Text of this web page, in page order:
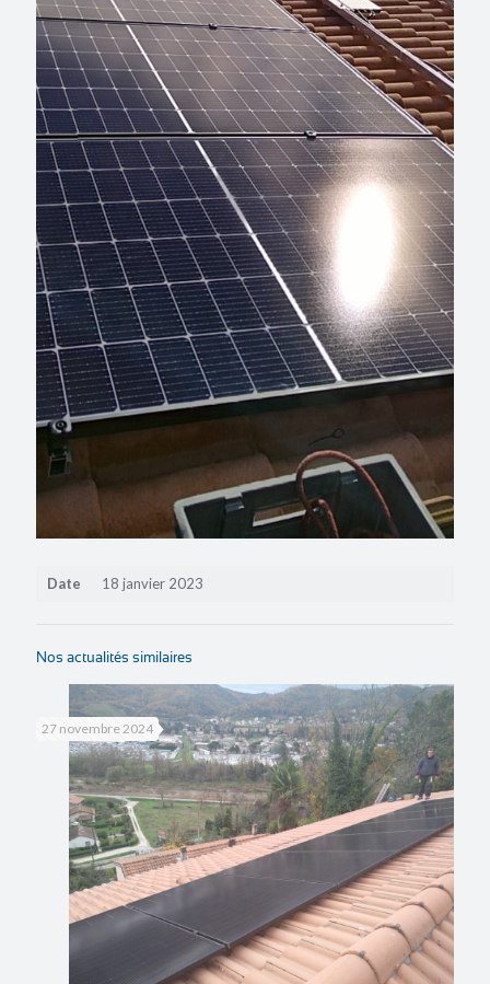
Date 18 janvier 2023
Nos actualités similaires
27 novembre 2024